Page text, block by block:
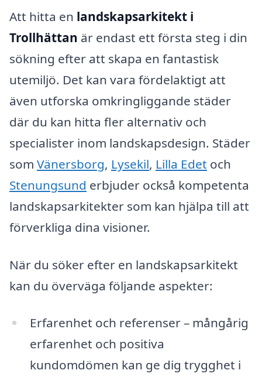
Att hitta en landskapsarkitekt i
Trollhättan är endast ett första steg i din
sökning efter att skapa en fantastisk
utemiljö. Det kan vara fördelaktigt att
även utforska omkringliggande städer
där du kan hitta fler alternativ och
specialister inom landskapsdesign. Städer
som Vänersborg, Lysekil, Lilla Edet och
Stenungsund erbjuder också kompetenta
landskapsarkitekter som kan hjälpa till att
förverkliga dina visioner.
När du söker efter en landskapsarkitekt
kan du överväga följande aspekter:
Erfarenhet och referenser – mångårig
erfarenhet och positiva
kundomdömen kan ge dig trygghet i